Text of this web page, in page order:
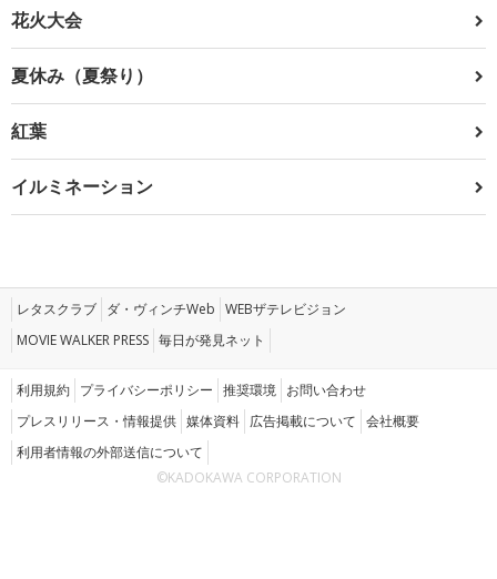
花火大会
夏休み（夏祭り）
紅葉
イルミネーション
レタスクラブ ダ・ヴィンチWeb WEBザテレビジョン
MOVIE WALKER PRESS 毎日が発見ネット
利用規約 プライバシーポリシー 推奨環境 お問い合わせ
プレスリリース・情報提供 媒体資料 広告掲載について 会社概要
利用者情報の外部送信について
©KADOKAWA CORPORATION